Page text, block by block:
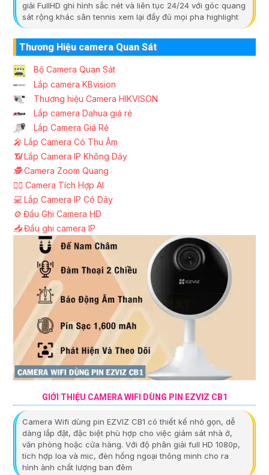
giải FullHD ghi hình sắc nét và liên tục 24/24 với góc quang
sát rộng khác sân tennis xem lại đầy đủ mọi pha highlight
Thương Hiệu camera Quan Sát
Bộ Camera Quan Sát
Lắp camera KBvision
Thương hiệu Camera HIKVISON
Lắp camera Dahua giá rẻ
Lắp Camera Giá Rẻ
️🎤️ Lắp Camera Có Thu Âm
📶Lắp Camera IP Không Dây
🕵️Camera Zoom Quang
🧛‍♀️ Camera Tích Hợp AI
💻 Lắp Camera IP Có Dây
⚙️ Đầu Ghi Camera HD
📥Đầu ghi camera IP
GIỚI THIỆU CAMERA WIFI DÙNG PIN EZVIZ CB1
Camera Wifi dùng pin EZVIZ CB1 có thiết kế nhỏ gọn, dễ
dàng lắp đặt, đặc biệt phù hợp cho việc giám sát nhà ở,
văn phòng hoặc cửa hàng. Với độ phân giải full HD 1080p,
tích hợp loa và mic, đèn hồng ngoại thông minh cho ra
hình ảnh chất lượng ban đêm